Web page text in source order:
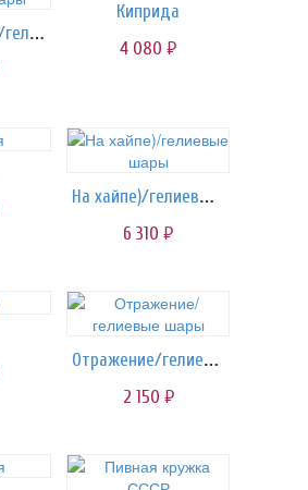
ДР это Круто!)/гелиевые шары
Киприда
4 080 руб.
На хайпе)/гелиевые шары
6 310 руб.
Отражение/гелиевые шары
2 150 руб.